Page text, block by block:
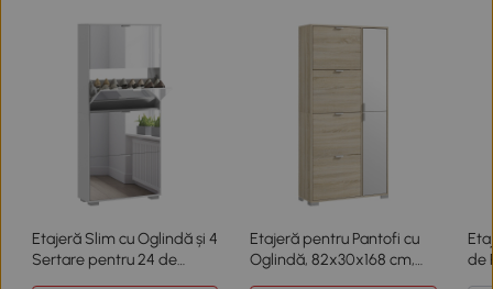
Etajeră Slim cu Oglindă și 4
Sertare pentru 24 de
Etajeră pentru Pantofi cu
Oglindă, 82x30x168 cm,
de